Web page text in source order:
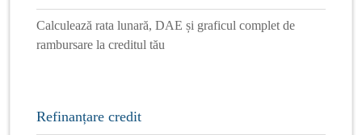
Calculează rata lunară, DAE și graficul complet de
rambursare la creditul tău
Refinanțare credit